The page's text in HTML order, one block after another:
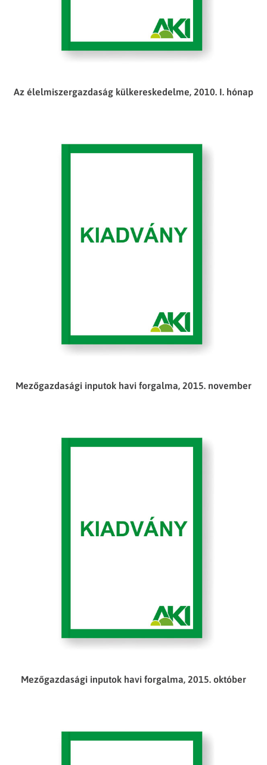
Az élelmiszergazdaság külkereskedelme, 2010. I. hónap
Mezőgazdasági inputok havi forgalma, 2015. november
Mezőgazdasági inputok havi forgalma, 2015. október